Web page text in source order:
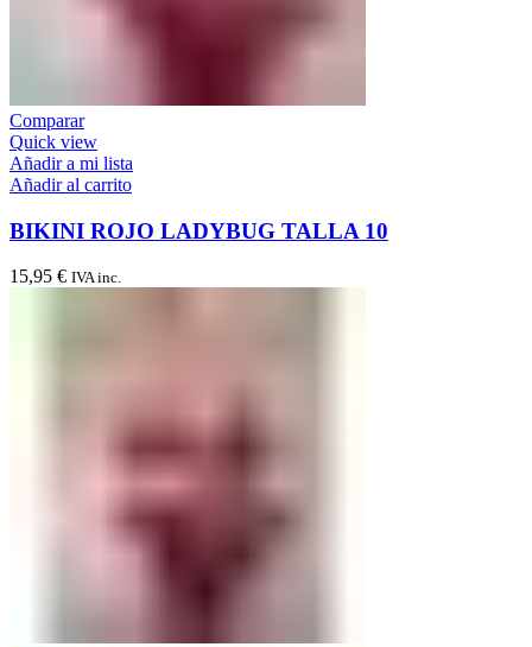
Comparar
Quick view
Añadir a mi lista
Añadir al carrito
BIKINI ROJO LADYBUG TALLA 10
15,95 € IVA inc.